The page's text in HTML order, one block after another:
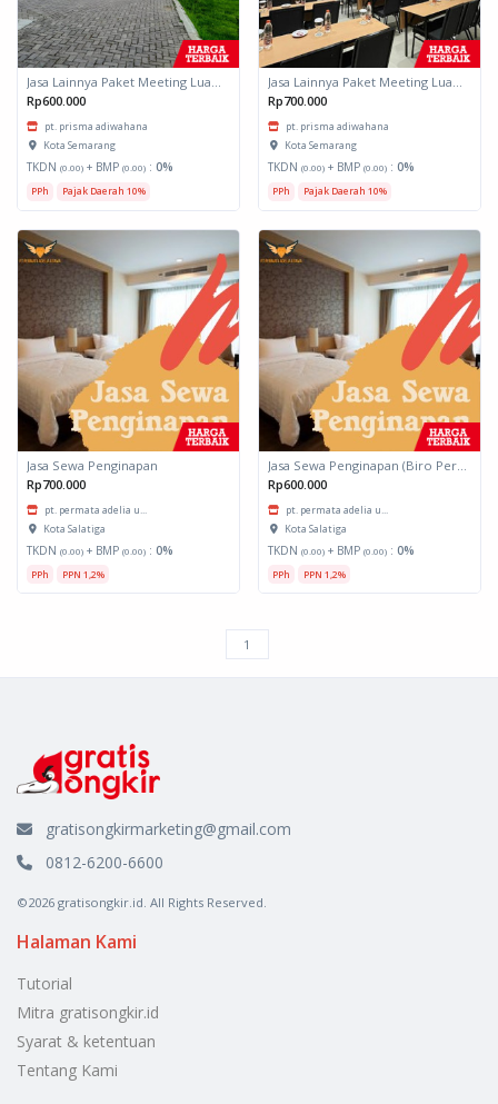
Jasa Lainnya Paket Meeting Luar Kota Hari Bumi 2
Rp600.000
pt. prisma adiwahana
Kota Semarang
TKDN (0.00) + BMP (0.00) : 0%
PPh Pajak Daerah 10%
Jasa Lainnya Paket Meeting Luar Kota Hari Bumi 1
Rp700.000
pt. prisma adiwahana
Kota Semarang
TKDN (0.00) + BMP (0.00) : 0%
PPh Pajak Daerah 10%
Jasa Sewa Penginapan
Rp700.000
pt. permata adelia u...
Kota Salatiga
TKDN (0.00) + BMP (0.00) : 0%
PPh PPN 1,2%
Rp600.000
pt. permata adelia u...
Kota Salatiga
TKDN (0.00) + BMP (0.00) : 0%
PPh PPN 1,2%
gratisongkirmarketing@gmail.com
0812-6200-6600
©2026 gratisongkir.id. All Rights Reserved.
Halaman Kami
Tutorial
Mitra gratisongkir.id
Syarat & ketentuan
Tentang Kami